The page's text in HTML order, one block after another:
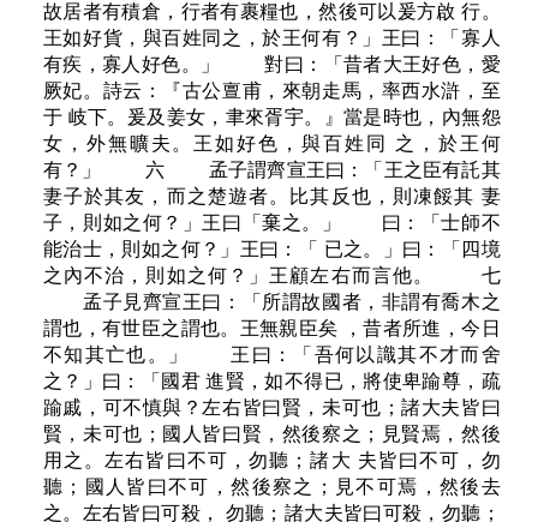
故居者有積倉，行者有裹糧也，然後可以爰方啟 行。
王如好貨，與百姓同之，於王何有？」王曰：「寡人
有疾，寡人好色。」 對曰：「昔者大王好色，愛
厥妃。詩云：『古公亶甫，來朝走馬，率西水滸，至
于 岐下。爰及姜女，聿來胥宇。』當是時也，內無怨
女，外無曠夫。王如好色，與百姓同 之，於王何
有？」 六 孟子謂齊宣王曰：「王之臣有託其
妻子於其友，而之楚遊者。比其反也，則凍餒其 妻
子，則如之何？」王曰「棄之。」 曰：「士師不
能治士，則如之何？」王曰：「 已之。」曰：「四境
之內不治，則如之何？」王顧左右而言他。 七
孟子見齊宣王曰：「所謂故國者，非謂有喬木之
謂也，有世臣之謂也。王無親臣矣 ，昔者所進，今日
不知其亡也。」 王曰：「吾何以識其不才而舍
之？」曰：「國君 進賢，如不得已，將使卑踰尊，疏
踰戚，可不慎與？左右皆曰賢，未可也；諸大夫皆曰
賢，未可也；國人皆曰賢，然後察之；見賢焉，然後
用之。左右皆曰不可，勿聽；諸大 夫皆曰不可，勿
聽；國人皆曰不可，然後察之；見不可焉，然後去
之。左右皆曰可殺， 勿聽；諸大夫皆曰可殺，勿聽；